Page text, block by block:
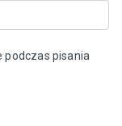
podczas pisania